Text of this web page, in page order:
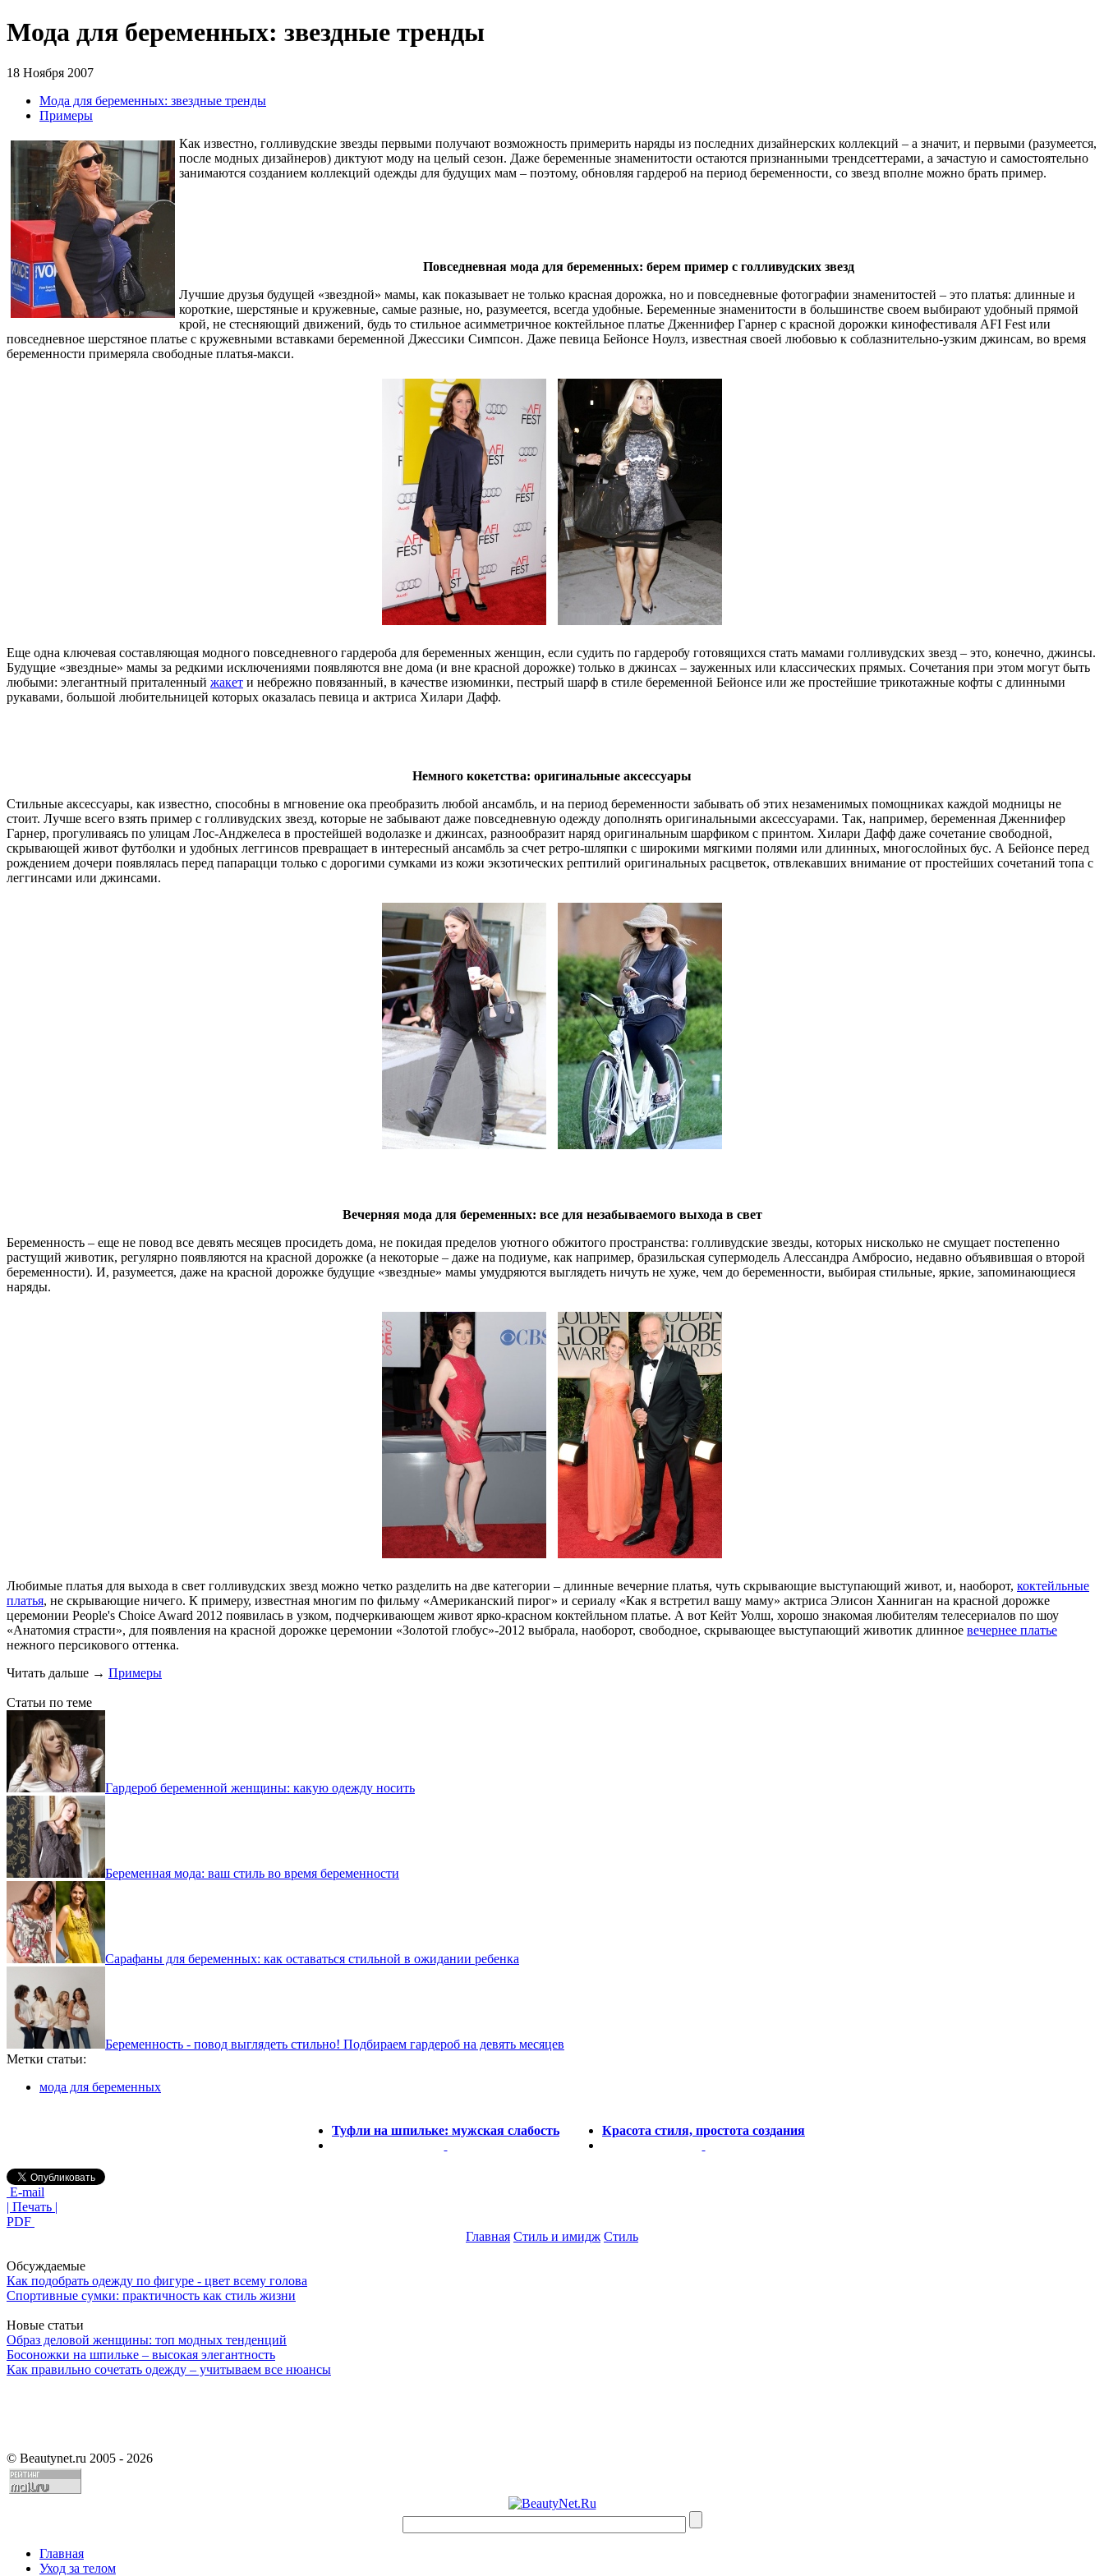
Мода для беременных: звездные тренды
18 Ноября 2007
Мода для беременных: звездные тренды
Примеры
Как известно, голливудские звезды первыми получают возможность примерить наряды из последних дизайнерских коллекций – а значит, и первыми (разумеется,
после модных дизайнеров) диктуют моду на целый сезон. Даже беременные знаменитости остаются признанными трендсеттерами, а зачастую и самостоятельно
занимаются созданием коллекций одежды для будущих мам – поэтому, обновляя гардероб на период беременности, со звезд вполне можно брать пример.
Повседневная мода для беременных: берем пример с голливудских звезд
Лучшие друзья будущей «звездной» мамы, как показывает не только красная дорожка, но и повседневные фотографии знаменитостей – это платья: длинные и
короткие, шерстяные и кружевные, самые разные, но, разумеется, всегда удобные. Беременные знаменитости в большинстве своем выбирают удобный прямой
крой, не стесняющий движений, будь то стильное асимметричное коктейльное платье Дженнифер Гарнер с красной дорожки кинофестиваля AFI Fest или
повседневное шерстяное платье с кружевными вставками беременной Джессики Симпсон. Даже певица Бейонсе Ноулз, известная своей любовью к соблазнительно-узким джинсам, во время
беременности примеряла свободные платья-макси.
Еще одна ключевая составляющая модного повседневного гардероба для беременных женщин, если судить по гардеробу готовящихся стать мамами голливудских звезд – это, конечно, джинсы.
Будущие «звездные» мамы за редкими исключениями появляются вне дома (и вне красной дорожке) только в джинсах – зауженных или классических прямых. Сочетания при этом могут быть
любыми: элегантный приталенный жакет и небрежно повязанный, в качестве изюминки, пестрый шарф в стиле беременной Бейонсе или же простейшие трикотажные кофты с длинными
рукавами, большой любительницей которых оказалась певица и актриса Хилари Дафф.
Немного кокетства: оригинальные аксессуары
Стильные аксессуары, как известно, способны в мгновение ока преобразить любой ансамбль, и на период беременности забывать об этих незаменимых помощниках каждой модницы не
стоит. Лучше всего взять пример с голливудских звезд, которые не забывают даже повседневную одежду дополнять оригинальными аксессуарами. Так, например, беременная Дженнифер
Гарнер, прогуливаясь по улицам Лос-Анджелеса в простейшей водолазке и джинсах, разнообразит наряд оригинальным шарфиком с принтом. Хилари Дафф даже сочетание свободной,
скрывающей живот футболки и удобных леггинсов превращает в интересный ансамбль за счет ретро-шляпки с широкими мягкими полями или длинных, многослойных бус. А Бейонсе перед
рождением дочери появлялась перед папарацци только с дорогими сумками из кожи экзотических рептилий оригинальных расцветок, отвлекавших внимание от простейших сочетаний топа с
леггинсами или джинсами.
Вечерняя мода для беременных: все для незабываемого выхода в свет
Беременность – еще не повод все девять месяцев просидеть дома, не покидая пределов уютного обжитого пространства: голливудские звезды, которых нисколько не смущает постепенно
растущий животик, регулярно появляются на красной дорожке (а некоторые – даже на подиуме, как например, бразильская супермодель Алессандра Амбросио, недавно объявившая о второй
беременности). И, разумеется, даже на красной дорожке будущие «звездные» мамы умудряются выглядеть ничуть не хуже, чем до беременности, выбирая стильные, яркие, запоминающиеся
наряды.
Любимые платья для выхода в свет голливудских звезд можно четко разделить на две категории – длинные вечерние платья, чуть скрывающие выступающий живот, и, наоборот, коктейльные
платья, не скрывающие ничего. К примеру, известная многим по фильму «Американский пирог» и сериалу «Как я встретил вашу маму» актриса Элисон Ханниган на красной дорожке
церемонии People's Choice Award 2012 появилась в узком, подчеркивающем живот ярко-красном коктейльном платье. А вот Кейт Уолш, хорошо знакомая любителям телесериалов по шоу
«Анатомия страсти», для появления на красной дорожке церемонии «Золотой глобус»-2012 выбрала, наоборот, свободное, скрывающее выступающий животик длинное вечернее платье
нежного персикового оттенка.
Читать дальше → Примеры
Статьи по теме
Гардероб беременной женщины: какую одежду носить
Беременная мода: ваш стиль во время беременности
Сарафаны для беременных: как оставаться стильной в ожидании ребенка
Беременность - повод выглядеть стильно! Подбираем гардероб на девять месяцев
Метки статьи:
мода для беременных
Туфли на шпильке: мужская слабость Красота стиля, простота создания
E-mail
| Печать |
PDF
Главная Стиль и имидж Стиль
Обсуждаемые
Как подобрать одежду по фигуре - цвет всему голова
Спортивные сумки: практичность как стиль жизни
Новые статьи
Образ деловой женщины: топ модных тенденций
Босоножки на шпильке – высокая элегантность
Как правильно сочетать одежду – учитываем все нюансы
© Beautynet.ru 2005 - 2026
Главная
Уход за телом